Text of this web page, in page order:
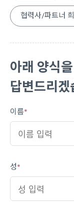
협력사/파트너
아래 양식
답변드리겠
이름*
성*